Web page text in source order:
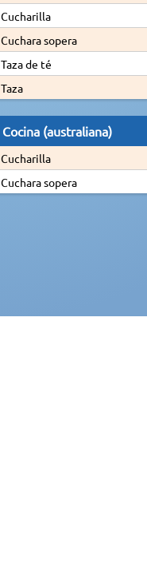
Cucharilla
Cuchara sopera
Taza de té
Taza
Cocina (australiana)
Cucharilla
Cuchara sopera